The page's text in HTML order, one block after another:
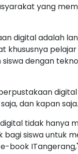
yang
digital adalah
khususnya
dengan
dan kapan saja.
tidak hanya
bagi siswa untuk
book